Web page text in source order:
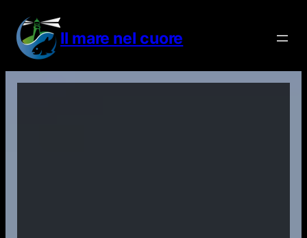
contenuto
Il mare nel cuore